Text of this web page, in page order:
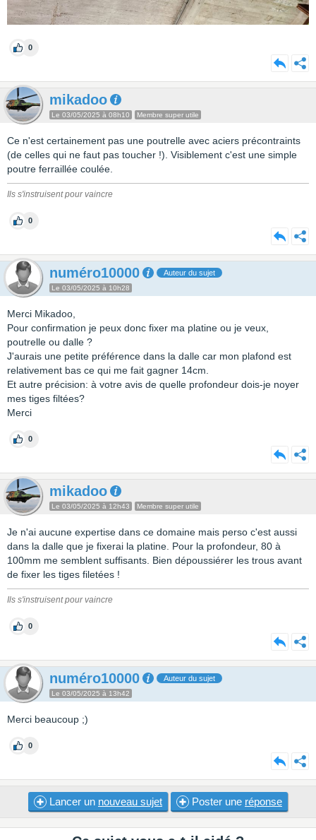
0
mikadoo
Le 03/05/2025 à 08h10 Membre super utile
Ce n'est certainement pas une poutrelle avec aciers précontraints
(de celles qui ne faut pas toucher !). Visiblement c'est une simple
poutre ferraillée coulée.
Ils s'instruisent pour vaincre
0
numéro10000 Auteur du sujet
Le 03/05/2025 à 10h28
Merci Mikadoo,
Pour confirmation je peux donc fixer ma platine ou je veux,
poutrelle ou dalle ?
J'aurais une petite préférence dans la dalle car mon plafond est
relativement bas ce qui me fait gagner 14cm.
Et autre précision: à votre avis de quelle profondeur dois-je noyer
mes tiges filtées?
Merci
0
mikadoo
Le 03/05/2025 à 12h43 Membre super utile
Je n'ai aucune expertise dans ce domaine mais perso c'est aussi
dans la dalle que je fixerai la platine. Pour la profondeur, 80 à
100mm me semblent suffisants. Bien dépoussiérer les trous avant
de fixer les tiges filetées !
Ils s'instruisent pour vaincre
0
numéro10000 Auteur du sujet
Le 03/05/2025 à 13h42
Merci beaucoup ;)
0
Lancer un nouveau sujet Poster une réponse